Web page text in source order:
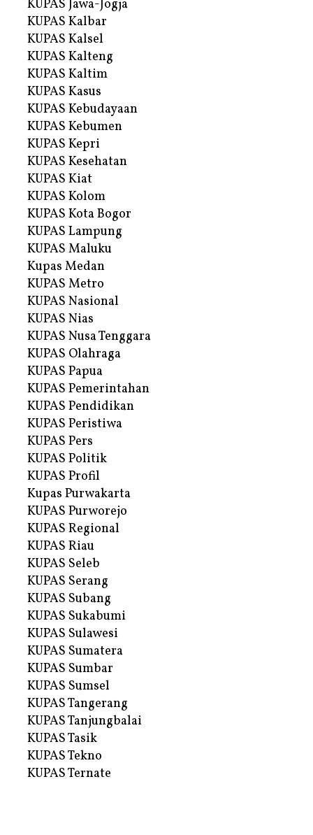
KUPAS Jawa-Jogja
KUPAS Kalbar
KUPAS Kalsel
KUPAS Kalteng
KUPAS Kaltim
KUPAS Kasus
KUPAS Kebudayaan
KUPAS Kebumen
KUPAS Kepri
KUPAS Kesehatan
KUPAS Kiat
KUPAS Kolom
KUPAS Kota Bogor
KUPAS Lampung
KUPAS Maluku
Kupas Medan
KUPAS Metro
KUPAS Nasional
KUPAS Nias
KUPAS Nusa Tenggara
KUPAS Olahraga
KUPAS Papua
KUPAS Pemerintahan
KUPAS Pendidikan
KUPAS Peristiwa
KUPAS Pers
KUPAS Politik
KUPAS Profil
Kupas Purwakarta
KUPAS Purworejo
KUPAS Regional
KUPAS Riau
KUPAS Seleb
KUPAS Serang
KUPAS Subang
KUPAS Sukabumi
KUPAS Sulawesi
KUPAS Sumatera
KUPAS Sumbar
KUPAS Sumsel
KUPAS Tangerang
KUPAS Tanjungbalai
KUPAS Tasik
KUPAS Tekno
KUPAS Ternate